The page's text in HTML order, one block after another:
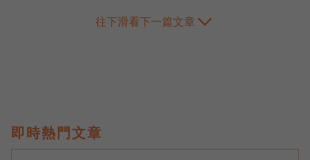
往下滑看下一篇文章
即時熱門文章